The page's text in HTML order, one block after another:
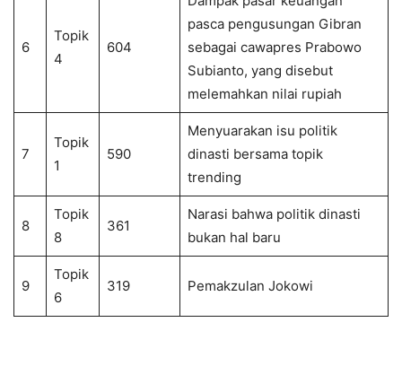
6
Topik
4
604
pasca pengusungan Gibran
sebagai cawapres Prabowo
Subianto, yang disebut
melemahkan nilai rupiah
7
Topik
1
590
Menyuarakan isu politik
dinasti bersama topik
trending
8
Topik
8
361
Narasi bahwa politik dinasti
bukan hal baru
9
Topik
6
319 Pemakzulan Jokowi